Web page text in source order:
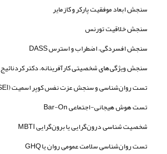
سنجش ابعاد موفقیت پارکر و کازمایر
سنجش خلاقیت تورنس
سنجش افسردگی، اضطراب و استرس DASS
سنجش ویژگی‌های شخصیتی کارآفرینانه، دکتر کردنائیج
تست روان‌شناسی و سنجش عزت نفس کوپر اسمیت (CSEI)
تست هوش هیجانی-اجتماعی Bar-On
شخصیت شناسی درون‌گرایی یا برون‌گرایی MBTI
تست روان‌شناسی سلامت عمومی روان یا GHQ